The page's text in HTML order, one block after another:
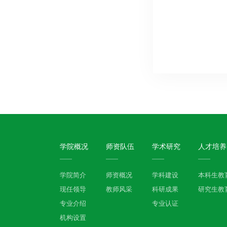
学院概况
学院简介
现任领导
专业介绍
机构设置
师资队伍
师资概况
教师风采
学术研究
学科建设
科研成果
专业认证
人才培养
本科生教
研究生教